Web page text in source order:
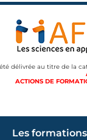
délivrée au titre de la
ACTIONS DE
Les